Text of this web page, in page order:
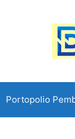
Portopolio